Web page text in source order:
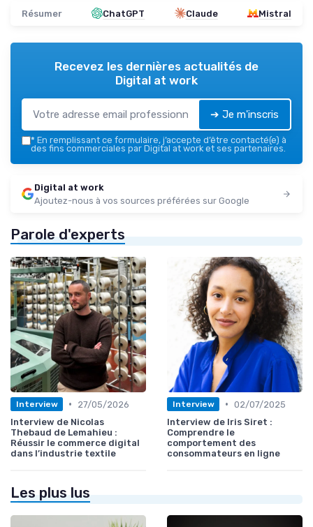
Résumer ChatGPT Claude Mistral
Recevez les dernières actualités de
Digital at work
➔ Je m'inscris
* En remplissant ce formulaire, j’accepte d’être contacté(e) à
des fins commerciales par Digital at work et ses partenaires.
Digital at work
Ajoutez-nous à vos sources préférées sur Google
Parole d'experts
Interview •
27/05/2026
Interview de Nicolas
Thebaud de Lemahieu :
Réussir le commerce digital
dans l’industrie textile
Interview • 02/07/2025
Interview de Iris Siret :
Comprendre le
comportement des
consommateurs en ligne
Les plus lus